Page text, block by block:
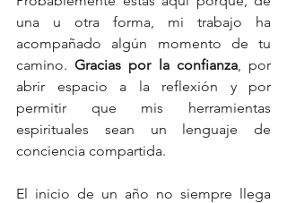
una u otra forma, mi trabajo ha
acompañado algún momento de tu
camino. Gracias por la confianza, por
abrir espacio a la reflexión y por
permitir que mis herramientas
espirituales sean un lenguaje de
conciencia compartida.
El inicio de un año no siempre llega